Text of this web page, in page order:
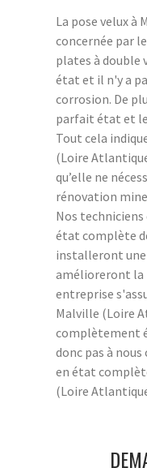
La pose velux à
concernée par
plates à double
état et il n'y a
corrosion. De
parfait état et
Tout cela
(Loire
qu’elle ne
rénovation
Nos
état complète
installeront
amélioreront la
entreprise
Malville (Loire
complètement
donc pas à
en état
(Loire